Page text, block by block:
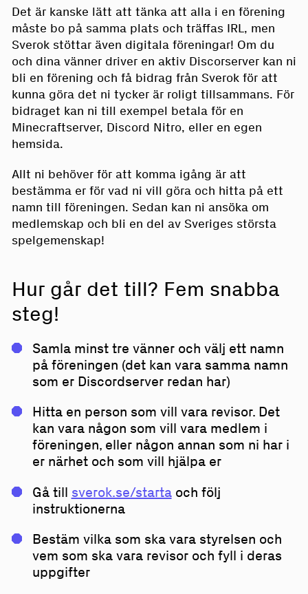
Det är kanske lätt att tänka att alla i en förening
måste bo på samma plats och träffas IRL, men
Sverok stöttar även digitala föreningar! Om du
och dina vänner driver en aktiv Discorserver kan ni
bli en förening och få bidrag från Sverok för att
kunna göra det ni tycker är roligt tillsammans. För
bidraget kan ni till exempel betala för en
Minecraftserver, Discord Nitro, eller en egen
hemsida.
Allt ni behöver för att komma igång är att
bestämma er för vad ni vill göra och hitta på ett
namn till föreningen. Sedan kan ni ansöka om
medlemskap och bli en del av Sveriges största
spelgemenskap!
Hur går det till? Fem snabba
steg!
Samla minst tre vänner och välj ett namn
på föreningen (det kan vara samma namn
som er Discordserver redan har)
Hitta en person som vill vara revisor. Det
kan vara någon som vill vara medlem i
föreningen, eller någon annan som ni har i
er närhet och som vill hjälpa er
Gå till sverok.se/startaoch följ
instruktionerna
Bestäm vilka som ska vara styrelsen och
vem som ska vara revisor och fyll i deras
uppgifter